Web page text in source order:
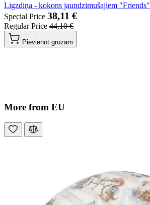
Ligzdiņa - kokons jaundzimušajiem "Friends"
Special Price 38,11 €
Regular Price 44,10 €
Pievienot grozam
More from EU